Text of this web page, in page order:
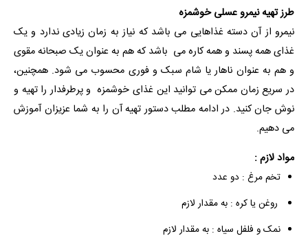
طرز تهیه نیمرو عسلی خوشمزه
نیمرو از آن دسته غذاهایی می باشد که نیاز به زمان زیادی ندارد و یک
غذای همه پسند و همه کاره می باشد که هم به عنوان یک صبحانه مقوی
و هم به عنوان ناهار یا شام سبک و فوری محسوب می شود. همچنین،
در سریع زمان ممکن می توانید این غذای خوشمزه و پرطرفدار را تهیه و
نوش جان کنید. در ادامه مطلب دستور تهیه آن را به شما عزیزان آموزش
می دهیم.
مواد لازم :
تخم مرغ : دو عدد
روغن یا کره : به مقدار لازم
نمک و فلفل سیاه : به مقدار لازم